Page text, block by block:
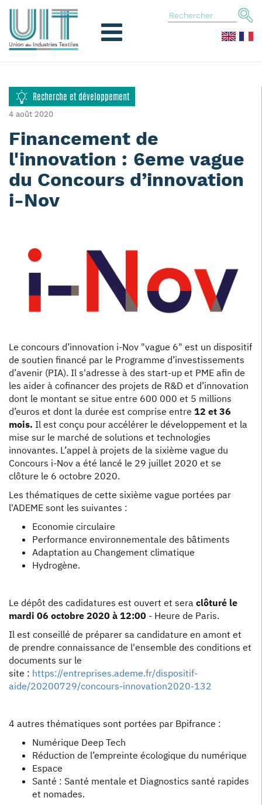
Recherche et développement
4 août 2020
Financement de
l'innovation : 6eme vague
du Concours d’innovation
i-Nov
Le concours d’innovation i-Nov "vague 6" est un dispositif
de soutien financé par le Programme d’investissements
d’avenir (PIA). Il s'adresse à des start-up et PME afin de
les aider à cofinancer des projets de R&D et d’innovation
dont le montant se situe entre 600 000 et 5 millions
d’euros et dont la durée est comprise entre 12 et 36
mois. Il est conçu pour accélérer le développement et la
mise sur le marché de solutions et technologies
innovantes. L’appel à projets de la sixième vague du
Concours i-Nov a été lancé le 29 juillet 2020 et se
clôture le 6 octobre 2020.
Les thématiques de cette sixième vague portées par
l'ADEME sont les suivantes :
Economie circulaire
Performance environnementale des bâtiments
Adaptation au Changement climatique
Hydrogène.
Le dépôt des cadidatures est ouvert et sera clôturé le
mardi 06 octobre 2020 à 12:00 - Heure de Paris.
Il est conseillé de préparer sa candidature en amont et
de prendre connaissance de l'ensemble des conditions et
documents sur le
site : https://entreprises.ademe.fr/dispositif-
aide/20200729/concours-innovation2020-132
4 autres thématiques sont portées par Bpifrance :
Numérique Deep Tech
Réduction de l’empreinte écologique du numérique
Espace
Santé : Santé mentale et Diagnostics santé rapides
et nomades.